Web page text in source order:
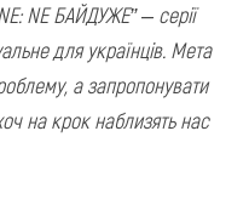
NЕ БАЙДУЖЕ” – серії
для українців. Мета
а запропонувати
на крок наблизять нас